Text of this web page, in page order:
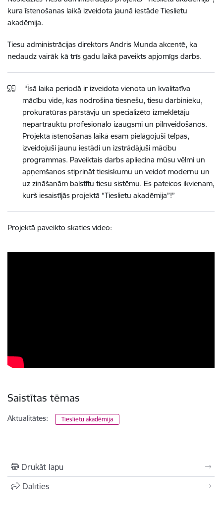
kura īstenošanas laikā izveidota jaunā iestāde Tieslietu
akadēmija.
Tiesu administrācijas direktors Andris Munda akcentē, ka
nedaudz vairāk kā trīs gadu laikā paveikts apjomīgs darbs.
“Īsā laika periodā ir izveidota vienota un kvalitatīva
mācību vide, kas nodrošina tiesnešu, tiesu darbinieku,
prokuratūras pārstāvju un specializēto izmeklētāju
nepārtrauktu profesionālo izaugsmi un pilnveidošanos.
Projekta īstenošanas laikā esam pielāgojuši telpas,
izveidojuši jaunu iestādi un izstrādājuši mācību
programmas. Paveiktais darbs apliecina mūsu vēlmi un
apņemšanos stiprināt tiesiskumu un veidot modernu un
uz zināšanām balstītu tiesu sistēmu. Es pateicos ikvienam,
kurš iesaistījās projektā “Tieslietu akadēmija”!”
Projektā paveikto skaties video:
Saistītas tēmas
Aktualitātes: Tieslietu akadēmija
Drukāt lapu
Dalīties